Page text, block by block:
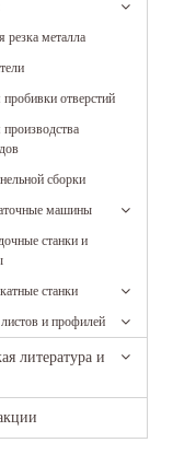
резка металла
пробивки отверстий
производства
сборки
машины
станки и
станки
и профилей
литература и